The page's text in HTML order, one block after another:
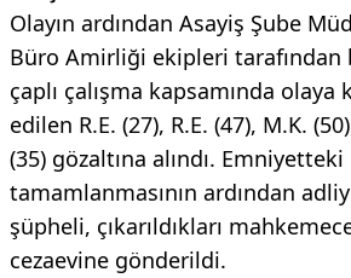
Olayın ardından Asayiş Şube
Büro Amirliği ekipleri tarafından
çaplı çalışma kapsamında olaya
edilen R.E. (27), R.E. (47), M.K.
(35) gözaltına alındı.
tamamlanmasının ardından
şüpheli, çıkarıldıkları
cezaevine gönderildi.